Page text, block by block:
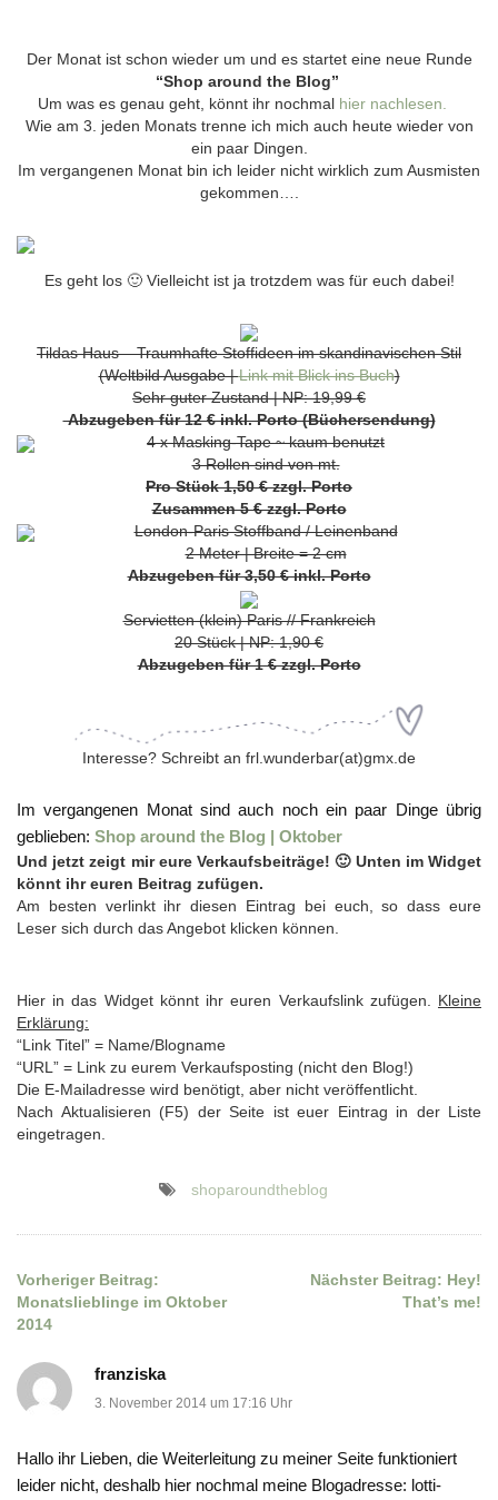
Der Monat ist schon wieder um und es startet eine neue Runde
“Shop around the Blog”
Um was es genau geht, könnt ihr nochmal hier nachlesen.
Wie am 3. jeden Monats trenne ich mich auch heute wieder von
ein paar Dingen.
Im vergangenen Monat bin ich leider nicht wirklich zum Ausmisten
gekommen….
Es geht los 🙂 Vielleicht ist ja trotzdem was für euch dabei!
Tildas Haus – Traumhafte Stoffideen im skandinavischen Stil
(Weltbild Ausgabe |Link mit Blick ins Buch)
Sehr guter Zustand | NP: 19,99 €
Abzugeben für 12 € inkl. Porto (Büchersendung)
4 x Masking-Tape ~ kaum benutzt
3 Rollen sind von mt.
Pro Stück 1,50 € zzgl. Porto
Zusammen 5 € zzgl. Porto
London-Paris Stoffband / Leinenband
2 Meter | Breite = 2 cm
Abzugeben für 3,50 € inkl. Porto
Servietten (klein) Paris // Frankreich
20 Stück | NP: 1,90 €
Abzugeben für 1 € zzgl. Porto
Interesse? Schreibt an frl.wunderbar(at)gmx.de
Im vergangenen Monat sind auch noch ein paar Dinge übrig
geblieben: Shop around the Blog | Oktober
Und jetzt zeigt mir eure Verkaufsbeiträge! 🙂 Unten im Widget
könnt ihr euren Beitrag zufügen.
Am besten verlinkt ihr diesen Eintrag bei euch, so dass eure
Leser sich durch das Angebot klicken können.
Hier in das Widget könnt ihr euren Verkaufslink zufügen. Kleine
Erklärung:
“Link Titel” = Name/Blogname
“URL” = Link zu eurem Verkaufsposting (nicht den Blog!)
Die E-Mailadresse wird benötigt, aber nicht veröffentlicht.
Nach Aktualisieren (F5) der Seite ist euer Eintrag in der Liste
eingetragen.
shoparoundtheblog
Beitragsnavigation
Vorheriger Beitrag:
Monatslieblinge im Oktober
2014
Nächster Beitrag: Hey!
That’s me!
franziska
3. November 2014 um 17:16 Uhr
Hallo ihr Lieben, die Weiterleitung zu meiner Seite funktioniert
leider nicht, deshalb hier nochmal meine Blogadresse: lotti-